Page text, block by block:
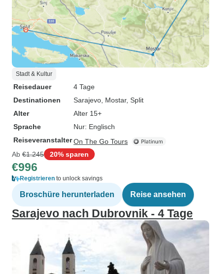
Stadt & Kultur
Reisedauer
4 Tage
Destinationen
Sarajevo , Mostar, Split
Alter
Alter 15+
Sprache
Nur: Englisch
ReiseveranstalterOn The Go Tours
Ab €1.245 20% sparen
€996
Registrieren to unlock savings
Broschüre herunterladen Reise ansehen
Sarajevo nach Dubrovnik - 4 Tage